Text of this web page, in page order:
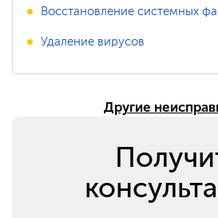
Восстановление системных
Удаление вирусов
Другие